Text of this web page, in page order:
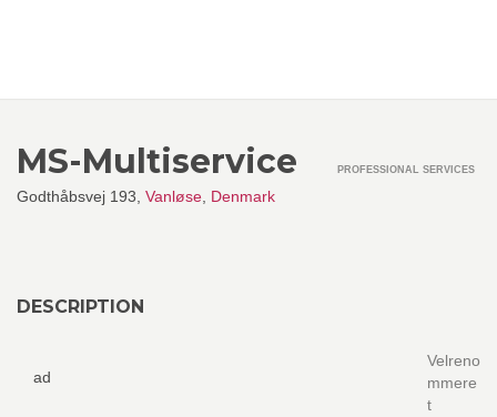
MS-Multiservice
Godthåbsvej 193, Vanløse Denmark
PROFESSIONAL SERVICES
DESCRIPTION
ad
Velreno
mmere
t